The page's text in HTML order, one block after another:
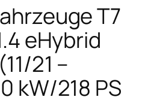
T7
eHybrid
21 –
kW/218 PS